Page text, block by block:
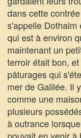
dans cette
s'appelle Dothaim
qui est à environ
maintenant un
terroir était bon,
pâturages qui
mer de Galilée. Il
comme une
plusieurs
à outrance